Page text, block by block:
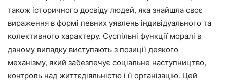
також історичного досвіду людей, яка знайшла своє
вираження в формі певних уявлень індивідуального та
колективного характеру. Суспільні функції моралі в
даному випадку виступають з позиції деякого
механізму, який забезпечує соціальне наступництво,
контроль над життєдіяльністю і її організацію. Цей